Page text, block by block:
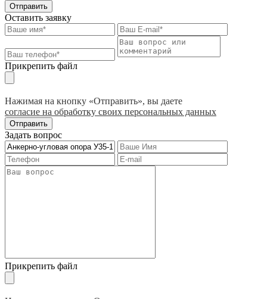
Отправить
Оставить заявку
Прикрепить файл
Нажимая на кнопку «Отправить», вы даете
согласие на обработку своих персональных данных
Отправить
Задать вопрос
Прикрепить файл